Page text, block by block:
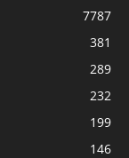
7787
381
289
232
199
146